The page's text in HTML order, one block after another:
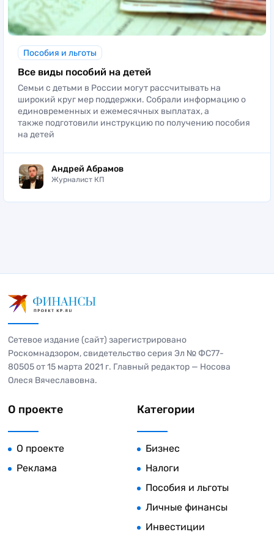
Пособия и льготы
Все виды пособий на детей
Семьи с детьми в России могут рассчитывать на
широкий круг мер поддержки. Собрали информацию о
единовременных и ежемесячных выплатах, а
также подготовили инструкцию по получению пособия
на детей
Андрей Абрамов
Журналист КП
Сетевое издание (сайт) зарегистрировано
Роскомнадзором, свидетельство серия Эл № ФС77-
80505 от 15 марта 2021 г. Главный редактор — Носова
Олеся Вячеславовна.
О проекте
О проекте
Реклама
Категории
Бизнес
Налоги
Пособия и льготы
Личные финансы
Инвестиции